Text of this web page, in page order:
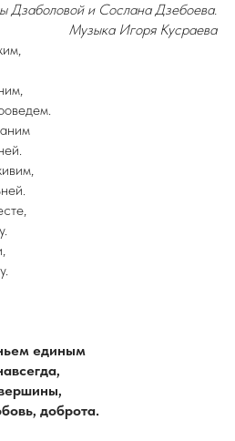
Дзаболовой и Сослана Дзебоева.
Музыка Игоря Кусраева
единым
доброта.